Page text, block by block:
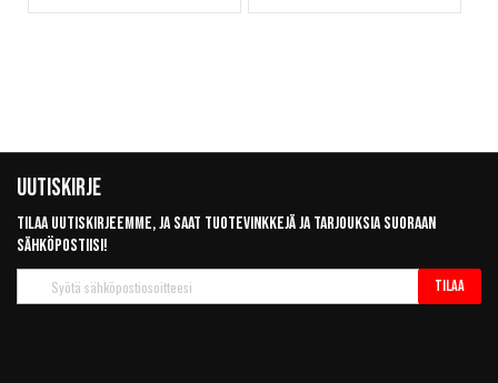
Uutiskirje
Tilaa uutiskirjeemme, ja saat tuotevinkkejä ja tarjouksia suoraan
sähköpostiisi!
uutiskirje
Tilaa